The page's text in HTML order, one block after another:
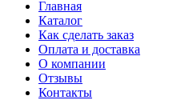
Главная
Каталог
Как сделать заказ
Оплата и доставка
О компании
Отзывы
Контакты